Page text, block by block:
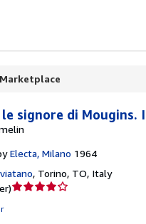
le signore di
Electa, Milano 1964
, Torino, TO, Italy
)Seller